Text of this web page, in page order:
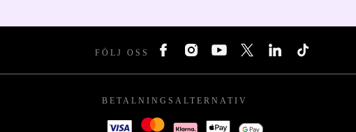
FÖLJ OSS
BETALNINGSALTERNATIV